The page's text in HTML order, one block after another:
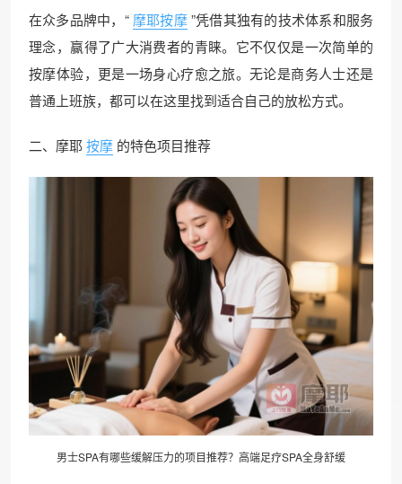
在众多品牌中，“ 摩耶按摩”凭借其独有的技术体系和服务
理念，赢得了广大消费者的青睐。它不仅仅是一次简单的
按摩体验，更是一场身心疗愈之旅。无论是商务人士还是
普通上班族，都可以在这里找到适合自己的放松方式。
二、摩耶按摩 的特色项目推荐
男士SPA有哪些缓解压力的项目推荐？高端足疗SPA全身舒缓